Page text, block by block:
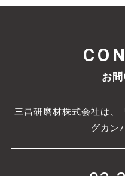
お
三昌研磨材株式会社は、
グカン